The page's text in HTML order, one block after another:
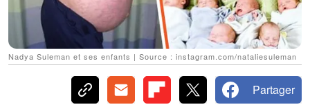
Nadya Suleman et ses enfants | Source : instagram.com/nataliesuleman
Partager